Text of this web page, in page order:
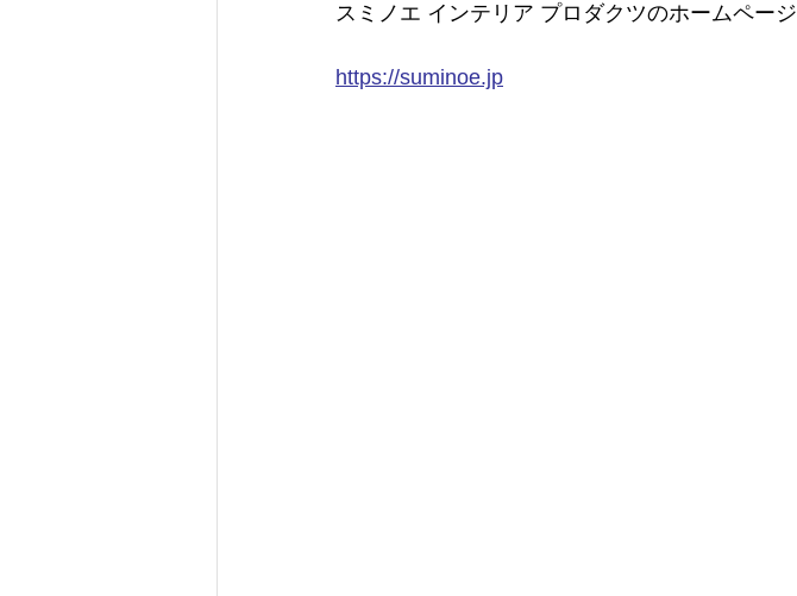
スミノエ インテリア プロダクツのホームページ
https://suminoe.jp